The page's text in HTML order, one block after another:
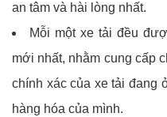
an tâm và hài lòng nhất.
Mỗi một xe tải đều
mới nhất, nhằm cung cấp
chính xác của xe tải đang
hàng hóa của mình.